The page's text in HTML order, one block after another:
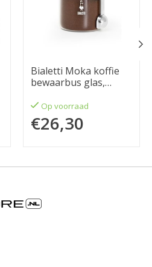
Bialetti Moka koffie
bewaarbus glas,
Op voorraad
€26,30